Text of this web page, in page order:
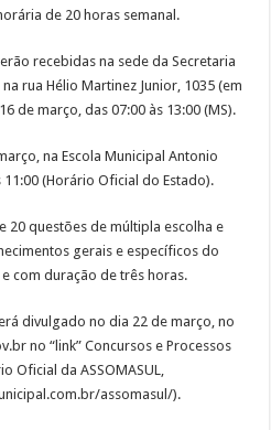
de 20 horas semanal.
recebidas na sede da Secretaria
rua Hélio Martinez Junior, 1035 (em
de março, das 07:00 às 13:00 (MS).
na Escola Municipal Antonio
11:00 (Horário Oficial do Estado).
20 questões de múltipla escolha e
gerais e específicos do
com duração de três horas.
divulgado no dia 22 de março, no
no “link” Concursos e Processos
Oficial da ASSOMASUL,
assomasul/).